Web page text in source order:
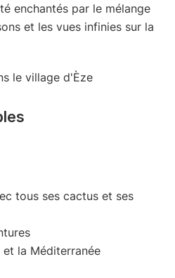
enchantés par le mélange
et les vues infinies sur la
tous ses cactus et ses
la Méditerranée